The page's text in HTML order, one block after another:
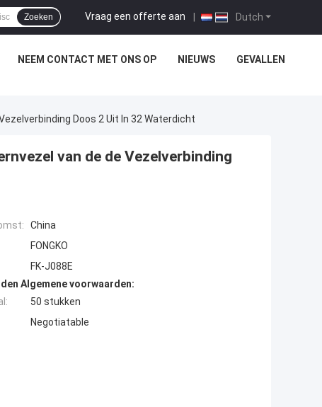
Dutch
Vraag een offerte aan |
Zoeken
NEEM CONTACT MET ONS OP NIEUWS GEVALLEN
Doos 2 Uit In 32 Waterdicht
van de de Vezelverbinding
China
FONGKO
FK-J088E
Algemene voorwaarden:
50 stukken
Negotiatable